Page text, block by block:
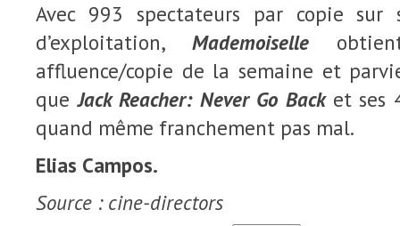
Avec 993 spectateurs par copie sur
d’exploitation,Mademoiselle
affluence/copie de la semaine et
que Jack Reacher: Never Go Back et ses
quand même franchement pas mal.
Elias Campos.
Source : cine-directors